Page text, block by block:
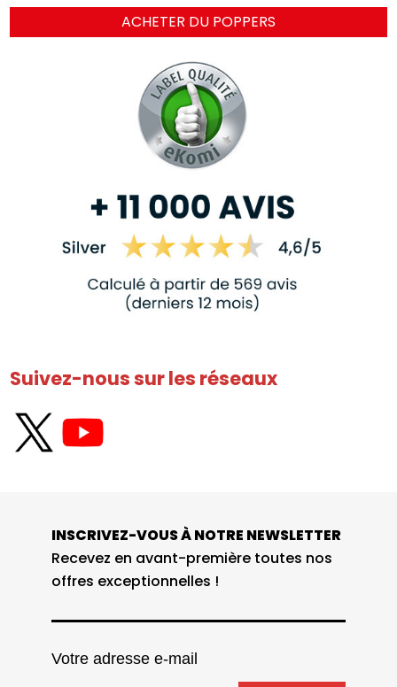
ACHETER DU POPPERS
Suivez-nous sur les réseaux
INSCRIVEZ-VOUS À NOTRE NEWSLETTER
Recevez en avant-première toutes nos
offres exceptionnelles !
Votre adresse e-mail